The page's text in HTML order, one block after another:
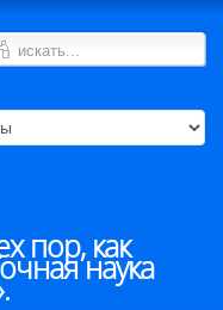
пор, как
наука